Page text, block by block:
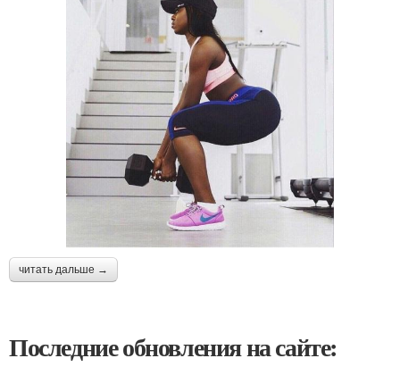
читать дальше →
Последние обновления на сайте: